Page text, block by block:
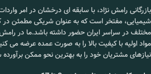
قیمت
استعلام بگیرید.
📞 09102295002
بازرگانی رامش نژاد، با سابقه ای درخشان در امر
شیمیایی، مفتخر است که به عنوان شریکی مطمئن در
مختلف در سراسر ایران حضور داشته باشد.ما در
مواد اولیه با کیفیت بالا را به صورت عمده عرضه می
نیازهای مشتریان خود را به بهترین نحو ممکن